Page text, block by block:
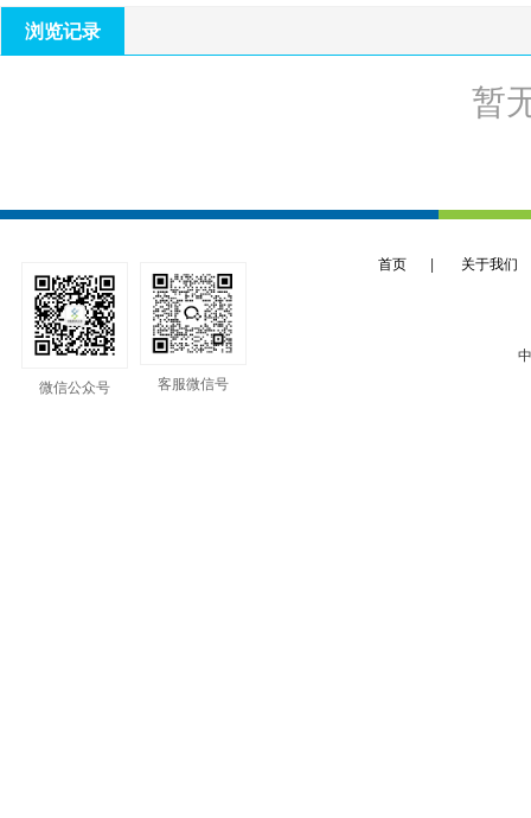
浏览记录
暂
首页 关于我们
微信公众号
客服微信号